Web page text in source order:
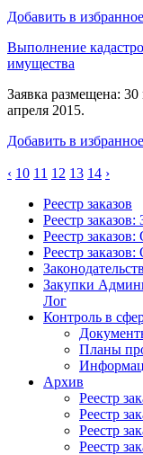
Добавить в избранное
Выполнение
имущества
Заявка размещена:
апреля 2015.
Добавить в избранное
‹ 10 11 12 13 14 ›
Реестр заказов
Реестр
Реестр
Реестр
Закупки
Лог
Контроль в
Планы
Архив
Реестр
Реестр
Реестр
Реестр